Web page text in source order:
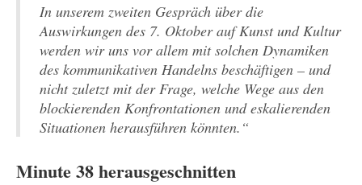
In unserem zweiten Gespräch über die
Auswirkungen des 7. Oktober auf Kunst und Kultur
werden wir uns vor allem mit solchen Dynamiken
des kommunikativen Handelns beschäftigen – und
nicht zuletzt mit der Frage, welche Wege aus den
blockierenden Konfrontationen und eskalierenden
Situationen herausführen könnten.“
Minute 38 herausgeschnitten